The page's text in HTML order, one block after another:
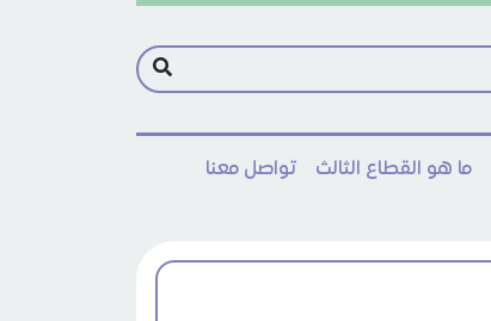
ما هو القطاع الثالث تواصل معنا